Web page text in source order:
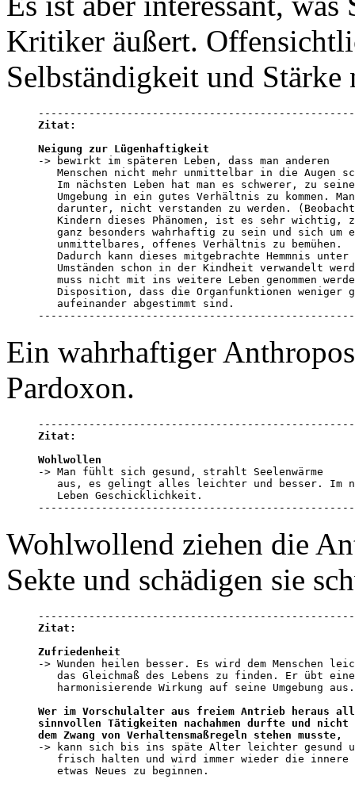
Kritiker äußert.
Selbständigkeit und Stärke
Zitat:
Neigung zur Lügenhaftigkeit
-> bewirkt im späteren Leben, dass man anderen
Menschen nicht mehr unmittelbar in die Augen
Im nächsten Leben hat man es schwerer, zu
Umgebung in ein gutes Verhältnis zu kommen.
darunter, nicht verstanden zu werden.
Kindern dieses Phänomen, ist es sehr wichtig,
ganz besonders wahrhaftig zu sein und sich um
   unmittelbares, offenes Verhältnis zu bemühen.
   Dadurch kann dieses mitgebrachte Hemmnis unter
Umständen schon in der Kindheit verwandelt
muss nicht mit ins weitere Leben genommen
Disposition, dass die Organfunktionen weniger
   aufeinander abgestimmt sind.
Ein wahrhaftiger
Pardoxon.
Zitat:
Wohlwollen
-> Man fühlt sich gesund, strahlt Seelenwärme
aus, es gelingt alles leichter und besser. Im
   Leben Geschicklichkeit.
Wohlwollend ziehen die
Sekte und schädigen sie
Zitat:
Zufriedenheit
-> Wunden heilen besser. Es wird dem Menschen
das Gleichmaß des Lebens zu finden. Er übt
   harmonisierende Wirkung auf seine Umgebung aus.
Wer im Vorschulalter aus freiem Antrieb heraus
sinnvollen Tätigkeiten nachahmen durfte und
dem Zwang von Verhaltensmaßregeln stehen musste,
-> kann sich bis ins späte Alter leichter gesund
frisch halten und wird immer wieder die
   etwas Neues zu beginnen.